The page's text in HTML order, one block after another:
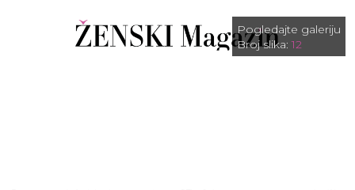
Pogledajte galeriju
Broj slika:12